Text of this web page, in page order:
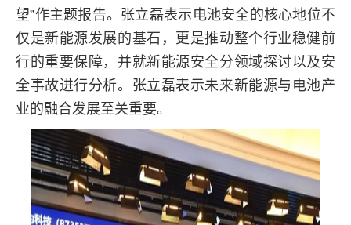
望”作主题报告。张立磊表示电池安全的核心地位不
仅是新能源发展的基石，更是推动整个行业稳健前
行的重要保障，并就新能源安全分领域探讨以及安
全事故进行分析。张立磊表示未来新能源与电池产
业的融合发展至关重要。